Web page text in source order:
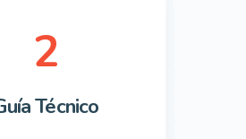
2
Técnico